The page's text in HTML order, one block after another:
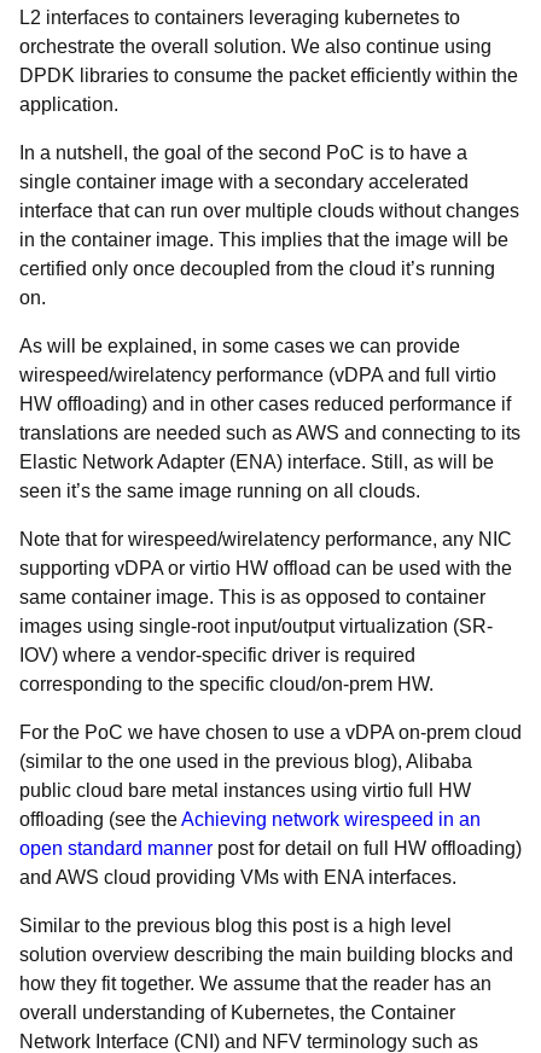
L2 interfaces to containers leveraging kubernetes to
orchestrate the overall solution. We also continue using
DPDK libraries to consume the packet efficiently within the
application.
In a nutshell, the goal of the second PoC is to have a
single container image with a secondary accelerated
interface that can run over multiple clouds without changes
in the container image. This implies that the image will be
certified only once decoupled from the cloud it’s running
on.
As will be explained, in some cases we can provide
wirespeed/wirelatency performance (vDPA and full virtio
HW offloading) and in other cases reduced performance if
translations are needed such as AWS and connecting to its
Elastic Network Adapter (ENA) interface. Still, as will be
seen it’s the same image running on all clouds.
Note that for wirespeed/wirelatency performance, any NIC
supporting vDPA or virtio HW offload can be used with the
same container image. This is as opposed to container
images using single-root input/output virtualization (SR-
IOV) where a vendor-specific driver is required
corresponding to the specific cloud/on-prem HW.
For the PoC we have chosen to use a vDPA on-prem cloud
(similar to the one used in the previous blog), Alibaba
public cloud bare metal instances using virtio full HW
offloading (see theAchieving network wirespeed in an
open standard manner post for detail on full HW offloading)
and AWS cloud providing VMs with ENA interfaces.
Similar to the previous blog this post is a high level
solution overview describing the main building blocks and
how they fit together. We assume that the reader has an
overall understanding of Kubernetes, the Container
Network Interface (CNI) and NFV terminology such as